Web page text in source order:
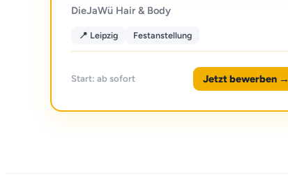
DieJaWü Hair & Body
📍 Leipzig Festanstellung
Start: ab sofort Jetzt bewerben →